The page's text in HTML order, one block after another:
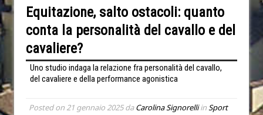
Equitazione, salto ostacoli: quanto
conta la personalità del cavallo e del
cavaliere?
Uno studio indaga la relazione fra personalità del cavallo,
del cavaliere e della performance agonistica
Posted on 21 gennaio 2025daCarolina SignorelliinSport